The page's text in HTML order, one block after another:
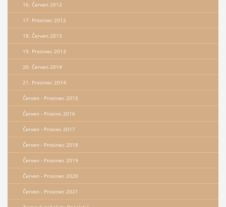
16. Červen 2012
17. Prosinec 2012
18. Červen 2013
19. Prosinec 2013
20. Červen 2014
21. Prosinec 2014
Červen - Prosinec 2015
Červen - Prosinc 2016
Červen - Prosiec 2017
Červen - Prosinec 2018
Červen - Prosinec 2019
Červen - Prosinec 2020
Červen - Prosinec 2021